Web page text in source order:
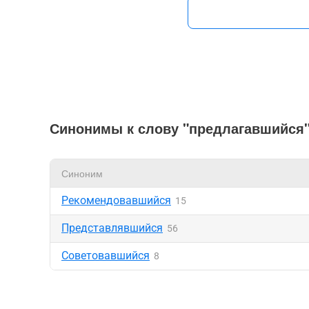
Синонимы к слову
Синоним
Рекомендовавшийся 15
Представлявшийся 56
Советовавшийся 8